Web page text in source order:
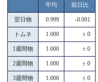
平均 前日比
翌日物 0.999 -0.001
トムネ 1.000 ± 0
1週間物 1.000 ± 0
2週間物 1.000 ± 0
3週間物 1.000 ± 0